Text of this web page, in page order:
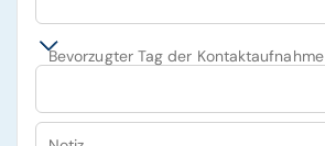
Bevorzugter Tag der Kontaktaufnahme